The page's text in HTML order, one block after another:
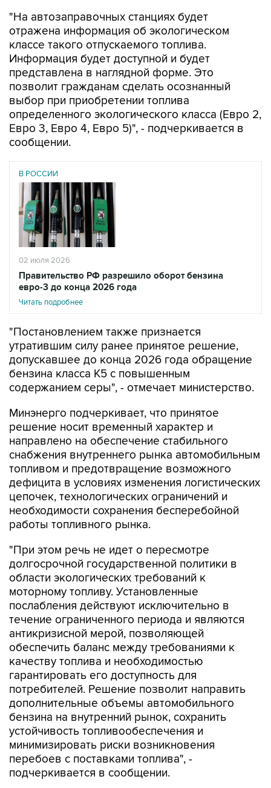
"На автозаправочных станциях будет
отражена информация об экологическом
классе такого отпускаемого топлива.
Информация будет доступной и будет
представлена в наглядной форме. Это
позволит гражданам сделать осознанный
выбор при приобретении топлива
определенного экологического класса (Евро 2,
Евро 3, Евро 4, Евро 5)", - подчеркивается в
сообщении.
В РОССИИ
02 июля 2026
Правительство РФ разрешило оборот бензина
евро-3 до конца 2026 года
Читать подробнее
"Постановлением также признается
утратившим силу ранее принятое решение,
допускавшее до конца 2026 года обращение
бензина класса К5 с повышенным
содержанием серы", - отмечает министерство.
Минэнерго подчеркивает, что принятое
решение носит временный характер и
направлено на обеспечение стабильного
снабжения внутреннего рынка автомобильным
топливом и предотвращение возможного
дефицита в условиях изменения логистических
цепочек, технологических ограничений и
необходимости сохранения бесперебойной
работы топливного рынка.
"При этом речь не идет о пересмотре
долгосрочной государственной политики в
области экологических требований к
моторному топливу. Установленные
послабления действуют исключительно в
течение ограниченного периода и являются
антикризисной мерой, позволяющей
обеспечить баланс между требованиями к
качеству топлива и необходимостью
гарантировать его доступность для
потребителей. Решение позволит направить
дополнительные объемы автомобильного
бензина на внутренний рынок, сохранить
устойчивость топливообеспечения и
минимизировать риски возникновения
перебоев с поставками топлива", -
подчеркивается в сообщении.